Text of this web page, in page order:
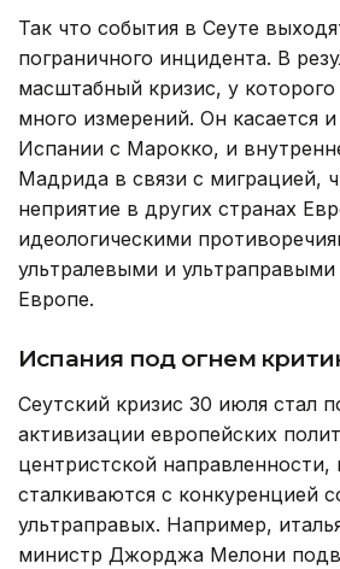
Так что события в Сеуте
пограничного инцидента. В
масштабный кризис, у
много измерений. Он касается
Испании с Марокко, и
Мадрида в связи с миграцией,
неприятие в других странах
идеологическими
ультралевыми и
Европе.
Испания под огнем
Сеутский кризис 30 июля стал
активизации европейских
центристской направленности,
сталкиваются с конкуренцией
ультраправых. Например,
министр Джорджа Мелони